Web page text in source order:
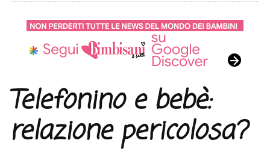
Telefonino e bebè:
relazione pericolosa?